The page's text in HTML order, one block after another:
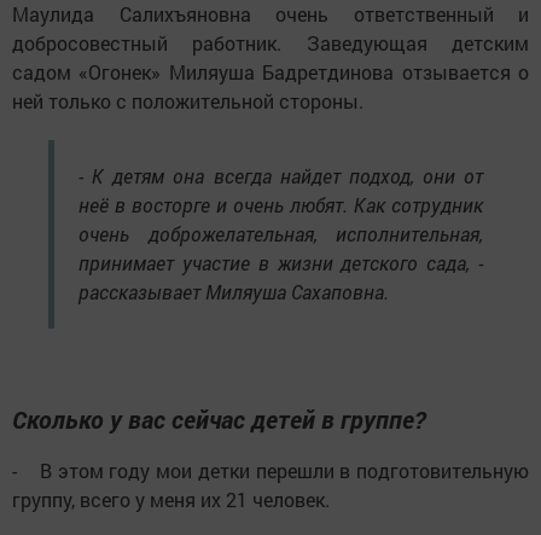
Маулида Салихъяновна очень ответственный и
добросовестный работник. Заведующая детским
садом «Огонек» Миляуша Бадретдинова отзывается о
ней только с положительной стороны.
- К детям она всегда найдет подход, они от
неё в восторге и очень любят. Как сотрудник
очень доброжелательная, исполнительная,
принимает участие в жизни детского сада, -
рассказывает Миляуша Сахаповна.
Сколько у вас сейчас детей в группе?
- В этом году мои детки перешли в подготовительную
группу, всего у меня их 21 человек.